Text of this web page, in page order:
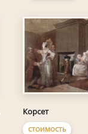
Корсет
СТОИМОСТЬ